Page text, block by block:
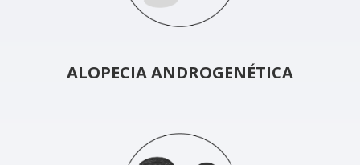
ALOPECIA ANDROGENÉTICA